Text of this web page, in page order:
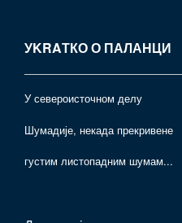
УKRAТКО О ПАЛАНЦИ
У североисточном делу
Шумадије, некада прекривене
густим листопадним шумам...